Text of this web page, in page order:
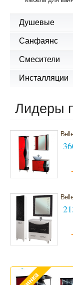
Душевые
Душевые кабины,
Санфаянс
Раковины
Смесители
Смесители для
Смесители для
Инсталляции
Инсталляции
Инсталляции
Лидеры